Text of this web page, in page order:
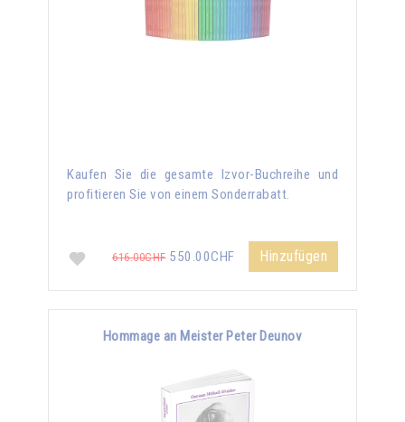
Kaufen Sie die gesamte Izvor-Buchreihe und
profitieren Sie von einem Sonderrabatt.
616.00CHF550.00CHF Hinzufügen
Hommage an Meister Peter Deunov